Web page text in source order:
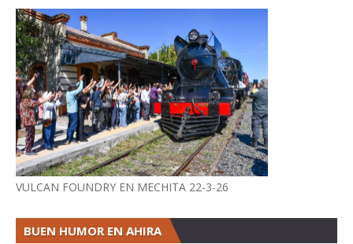
VULCAN FOUNDRY EN MECHITA 22-3-26
BUEN HUMOR EN AHIRA